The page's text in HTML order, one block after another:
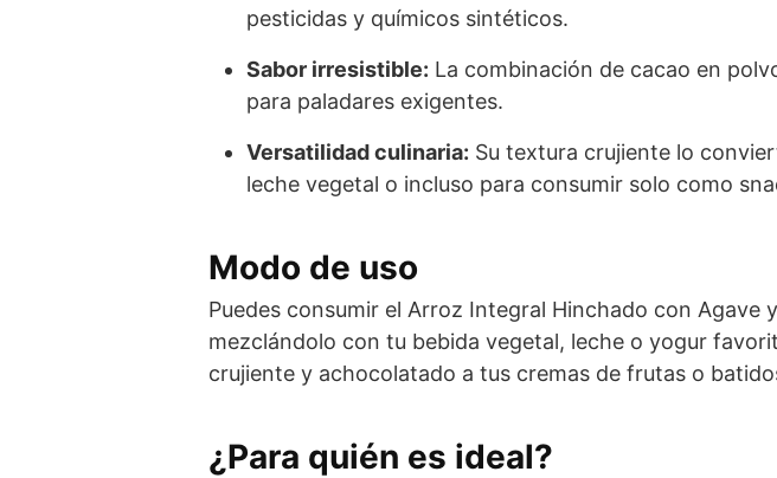
pesticidas y químicos sintéticos.
Sabor irresistible: La combinación de cacao en
para paladares exigentes.
Versatilidad culinaria: Su textura crujiente lo
leche vegetal o incluso para consumir solo como
Modo de uso
Puedes consumir el Arroz Integral Hinchado con
mezclándolo con tu bebida vegetal, leche o yogur
crujiente y achocolatado a tus cremas de frutas o
¿Para quién es ideal?